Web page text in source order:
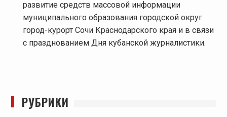
развитие средств массовой информации
муниципального образования городской округ
город-курорт Сочи Краснодарского края и в связи
с празднованием Дня кубанской журналистики.
РУБРИКИ